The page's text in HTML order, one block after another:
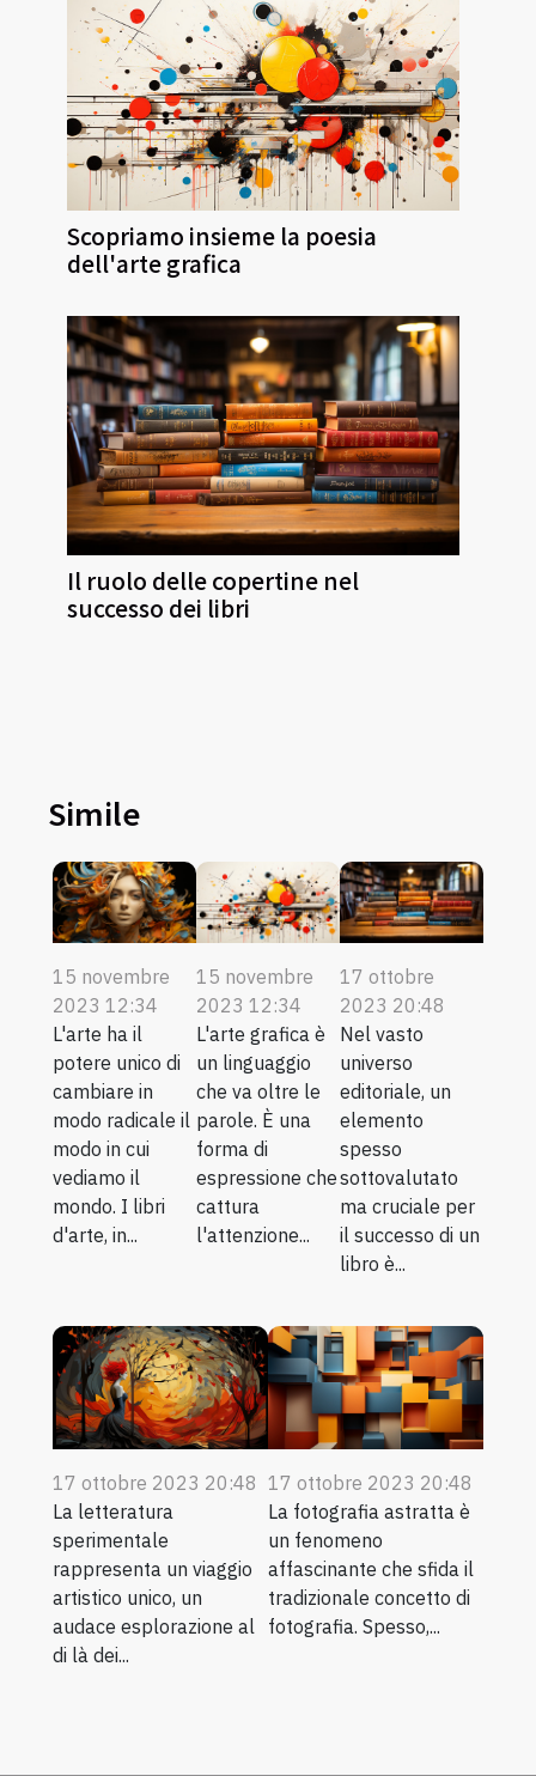
Scopriamo insieme la poesia
dell'arte grafica
Il ruolo delle copertine nel
successo dei libri
Simile
15 novembre
2023 12:34
L'arte ha il
potere unico di
cambiare in
modo radicale il
modo in cui
vediamo il
mondo. I libri
d'arte, in...
15 novembre
2023 12:34
L'arte grafica è
un linguaggio
che va oltre le
parole. È una
forma di
espressione che
cattura
l'attenzione...
17 ottobre
2023 20:48
Nel vasto
universo
editoriale, un
elemento
spesso
sottovalutato
ma cruciale per
il successo di un
libro è...
17 ottobre 2023 20:48
La letteratura
sperimentale
rappresenta un viaggio
artistico unico, un
audace esplorazione al
di là dei...
17 ottobre 2023 20:48
La fotografia astratta è
un fenomeno
affascinante che sfida il
tradizionale concetto di
fotografia. Spesso,...